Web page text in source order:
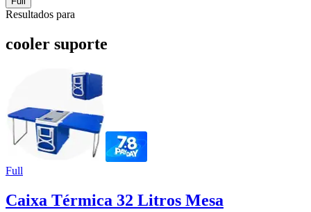
Resultados para
cooler suporte
Full
Caixa Térmica 32 Litros Mesa